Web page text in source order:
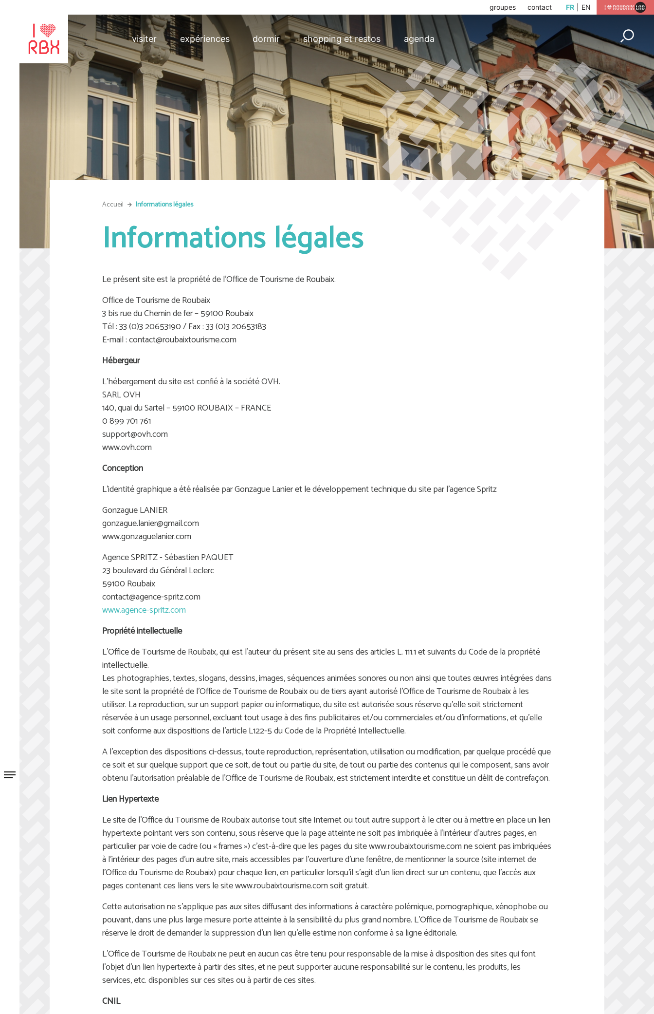
groupes contact FR EN
visiter expériences dormir shopping et restos agenda
Accueil Informations légales
Informations légales
Le présent site est la propriété de l’Office de Tourisme de Roubaix.
Office de Tourisme de Roubaix
3 bis rue du Chemin de fer – 59100 Roubaix
Tél : 33 (0)3 20653190 / Fax : 33 (0)3 20653183
E-mail : contact@roubaixtourisme.com
Hébergeur
L’hébergement du site est confié à la société OVH.
SARL OVH
140, quai du Sartel – 59100 ROUBAIX – FRANCE
0 899 701 761
support@ovh.com
www.ovh.com
Conception
L’identité graphique a été réalisée par Gonzague Lanier et le développement technique du site par l’agence Spritz
Gonzague LANIER
gonzague.lanier@gmail.com
www.gonzaguelanier.com
Agence SPRITZ - Sébastien PAQUET
23 boulevard du Général Leclerc
59100 Roubaix
contact@agence-spritz.com
www.agence-spritz.com
Propriété intellectuelle
L’Office de Tourisme de Roubaix, qui est l’auteur du présent site au sens des articles L. 111.1 et suivants du Code de la propriété
intellectuelle.
Les photographies, textes, slogans, dessins, images, séquences animées sonores ou non ainsi que toutes œuvres intégrées dans
le site sont la propriété de l’Office de Tourisme de Roubaix ou de tiers ayant autorisé l’Office de Tourisme de Roubaix à les
utiliser. La reproduction, sur un support papier ou informatique, du site est autorisée sous réserve qu’elle soit strictement
réservée à un usage personnel, excluant tout usage à des fins publicitaires et/ou commerciales et/ou d’informations, et qu’elle
soit conforme aux dispositions de l’article L122-5 du Code de la Propriété Intellectuelle.
A l’exception des dispositions ci-dessus, toute reproduction, représentation, utilisation ou modification, par quelque procédé que
ce soit et sur quelque support que ce soit, de tout ou partie du site, de tout ou partie des contenus qui le composent, sans avoir
obtenu l’autorisation préalable de l’Office de Tourisme de Roubaix, est strictement interdite et constitue un délit de contrefaçon.
Lien Hypertexte
Le site de l'Office du Tourisme de Roubaix autorise tout site Internet ou tout autre support à le citer ou à mettre en place un lien
hypertexte pointant vers son contenu, sous réserve que la page atteinte ne soit pas imbriquée à l’intérieur d’autres pages, en
particulier par voie de cadre (ou « frames ») c’est-à-dire que les pages du site www.roubaixtourisme.com ne soient pas imbriquées
à l’intérieur des pages d’un autre site, mais accessibles par l’ouverture d’une fenêtre, de mentionner la source (site internet de
l'Office du Tourisme de Roubaix) pour chaque lien, en particulier lorsqu’il s’agit d’un lien direct sur un contenu, que l’accès aux
pages contenant ces liens vers le site www.roubaixtourisme.com soit gratuit.
Cette autorisation ne s’applique pas aux sites diffusant des informations à caractère polémique, pornographique, xénophobe ou
pouvant, dans une plus large mesure porte atteinte à la sensibilité du plus grand nombre. L’Office de Tourisme de Roubaix se
réserve le droit de demander la suppression d’un lien qu’elle estime non conforme à sa ligne éditoriale.
L’Office de Tourisme de Roubaix ne peut en aucun cas être tenu pour responsable de la mise à disposition des sites qui font
l’objet d’un lien hypertexte à partir des sites, et ne peut supporter aucune responsabilité sur le contenu, les produits, les
services, etc. disponibles sur ces sites ou à partir de ces sites.
CNIL